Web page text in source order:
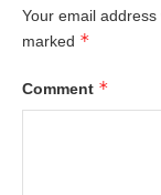
Your email
marked *
Comment *